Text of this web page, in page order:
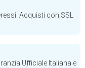
Acquisti con SSL
Ufficiale Italiana e